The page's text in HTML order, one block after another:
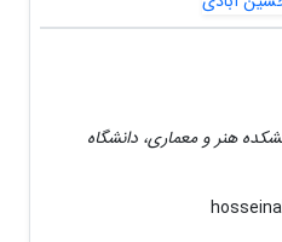
هنر و معماری، دانشگاه